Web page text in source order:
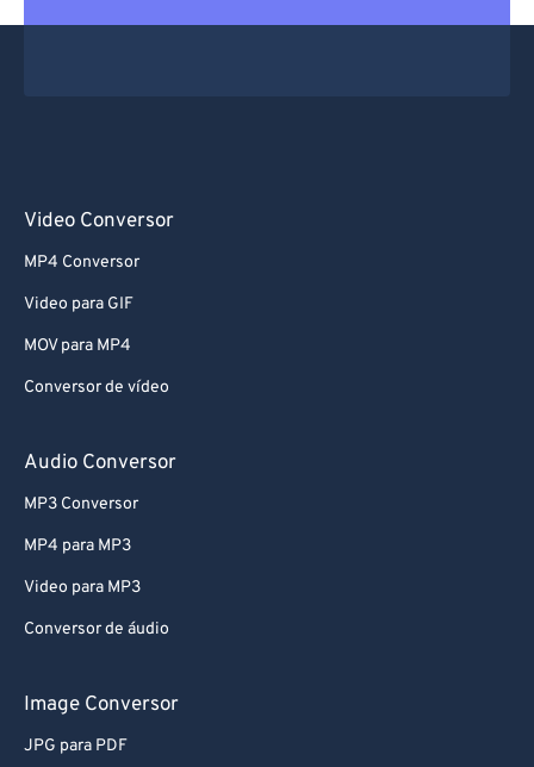
Video Conversor
MP4 Conversor
Video para GIF
MOV para MP4
Conversor de vídeo
Audio Conversor
MP3 Conversor
MP4 para MP3
Video para MP3
Conversor de áudio
Image Conversor
JPG para PDF